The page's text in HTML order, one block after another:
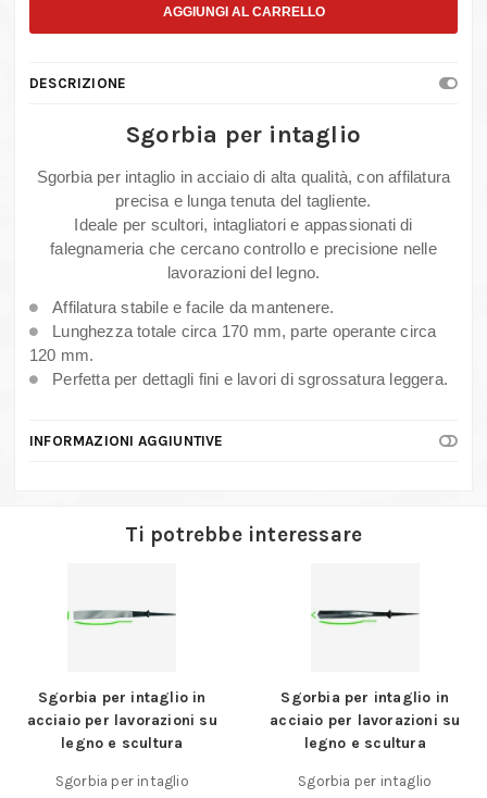
in
per
legno
scultura
AGGIUNGI AL CARRELLO
DESCRIZIONE
Sgorbia per intaglio
Sgorbia per intaglio in acciaio di alta qualità, con affilatura
precisa e lunga tenuta del tagliente.
Ideale per scultori, intagliatori e appassionati di
falegnameria che cercano controllo e precisione nelle
lavorazioni del legno.
Affilatura stabile e facile da mantenere.
Lunghezza totale circa 170 mm, parte operante circa
120 mm.
Perfetta per dettagli fini e lavori di sgrossatura leggera.
INFORMAZIONI AGGIUNTIVE
Ti potrebbe interessare
Sgorbia per intaglio in
acciaio per lavorazioni su
legno e scultura
Sgorbia per intaglio
Sgorbia per intaglio in
acciaio per lavorazioni su
legno e scultura
Sgorbia per intaglio